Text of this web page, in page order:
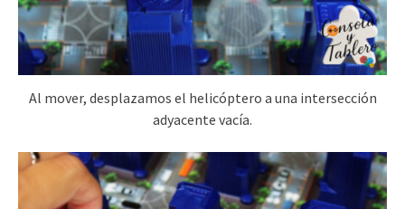
Al mover, desplazamos el helicóptero a una intersección
adyacente vacía.